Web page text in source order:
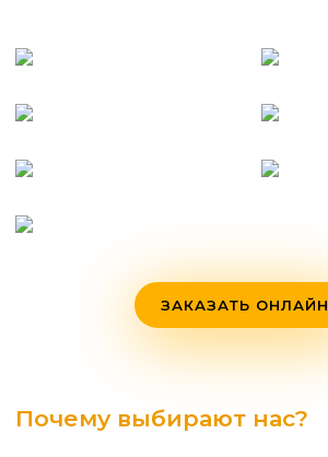
ЗАКАЗАТЬ ОНЛАЙН
Почему выбирают нас?